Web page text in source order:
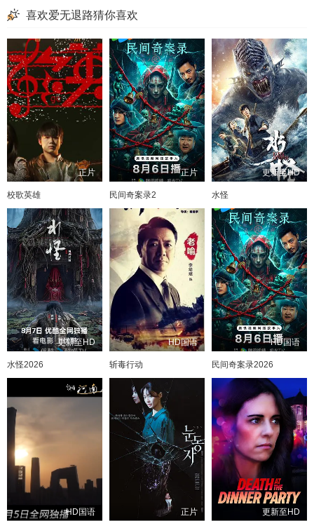
喜欢爱无退路猜你喜欢
正片
校歌英雄
正片
民间奇案录2
更新至HD
水怪
更新至HD
水怪2026
HD国语
斩毒行动
HD国语
民间奇案录2026
HD国语 正片 更新至HD